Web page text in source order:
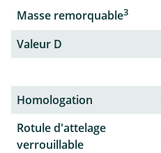
Masse remorquable3
Valeur D
Homologation
Rotule d'attelage
verrouillable